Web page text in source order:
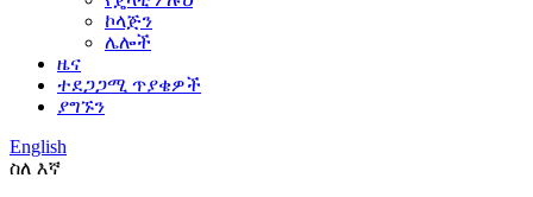
ኮላጅን
ሌሎች
ዜና
ተደጋጋሚ ጥያቄዎች
ያግኙን
English
ስለ እኛ